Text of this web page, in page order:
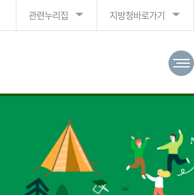
관련누리집 지방청바로가기